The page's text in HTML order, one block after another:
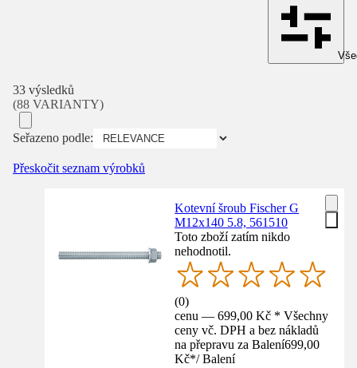
33 výsledků
(88 VARIANTY)
Seřazeno podle:
Přeskočit seznam výrobků
Kotevní šroub Fischer G
M12x140 5.8, 561510
Toto zboží zatím nikdo
nehodnotil.
(0)
cenu — 699,00 Kč * Všechny
ceny vč. DPH a bez nákladů
na přepravu za Balení699,00
Kč*/ Balení